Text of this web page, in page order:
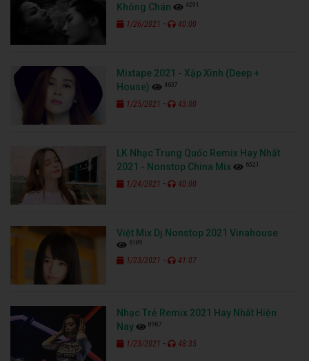
Không Chán
4291
1/26/2021 - 40:00
Mixtape 2021 - Xập Xình (Deep +
House)
4637
1/25/2021 - 43:00
LK Nhạc Trung Quốc Remix Hay Nhất
2021 - Nonstop China Mix
6521
1/24/2021 - 40:00
Việt Mix Dj Nonstop 2021 Vinahouse
6189
1/23/2021 - 41:07
Nhạc Trẻ Remix 2021 Hay Nhất Hiện
Nay
8987
1/23/2021 - 48:35